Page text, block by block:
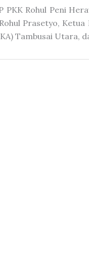
Rohul Peni
Prasetyo,
Tambusai Utara,